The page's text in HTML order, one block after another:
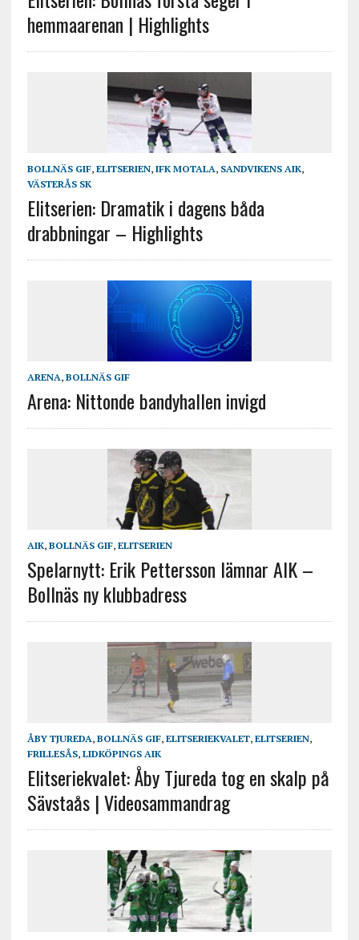
hemmaarenan | Highlights
BOLLNÄS GIF, ELITSERIEN, IFK MOTALA, SANDVIKENS AIK,
VÄSTERÅS SK
Elitserien: Dramatik i dagens båda
drabbningar – Highlights
ARENA, BOLLNÄS GIF
Arena: Nittonde bandyhallen invigd
AIK, BOLLNÄS GIF, ELITSERIEN
Spelarnytt: Erik Pettersson lämnar AIK –
Bollnäs ny klubbadress
ÅBY TJUREDA, BOLLNÄS GIF, ELITSERIEKVALET, ELITSERIEN,
FRILLESÅS, LIDKÖPINGS AIK
Elitseriekvalet: Åby Tjureda tog en skalp på
Sävstaås | Videosammandrag